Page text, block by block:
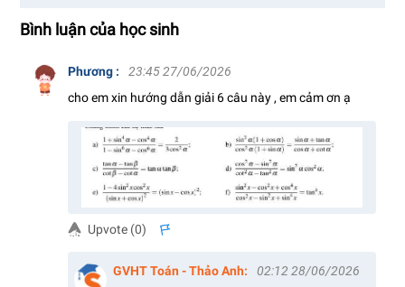
Bình luận của học sinh
Phương :
23:45 27/06/2026
cho em xin hướng dẫn giải 6 câu này , em cảm ơn ạ
Upvote (0)
GVHT Toán - Thảo Anh:
02:12 28/06/2026